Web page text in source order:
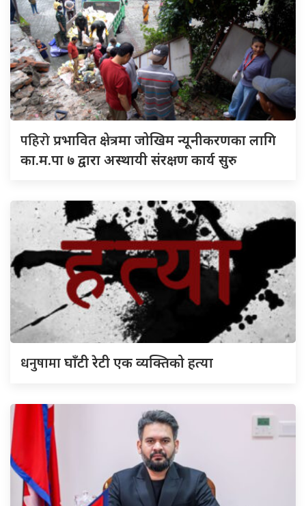
पहिरोप्रभावित क्षेत्रमा जोखिम न्यूनीकरणका लागि
का.म.पा ७ द्वारा अस्थायी संरक्षण कार्य सुरु
धनुषामाघाँटी रेटी एक व्यक्तिको हत्या